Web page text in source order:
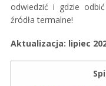
odwiedzić i gdzie
źródła termalne!
Aktualizacja: lipiec